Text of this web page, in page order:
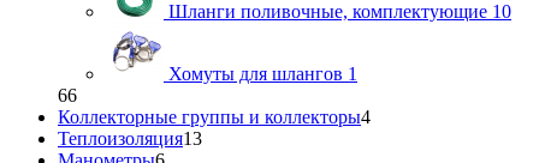
Шланги поливочные, комплектующие 10
Хомуты для шлангов 1
66
Коллекторные группы и коллекторы4
Теплоизоляция13